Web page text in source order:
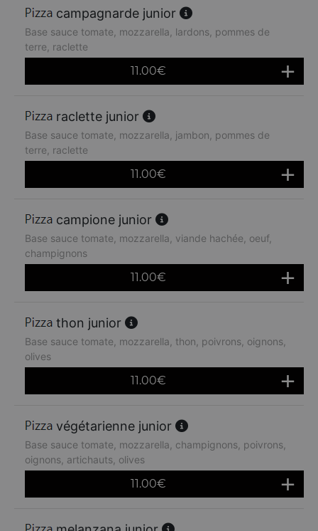
campagnarde junior
Base sauce tomate, mozzarella, lardons, pommes de
terre, raclette
11.00€
raclette junior
Base sauce tomate, mozzarella, jambon, pommes de
terre, raclette
11.00€
campione junior
Base sauce tomate, mozzarella, viande hachée, oeuf,
champignons
11.00€
thon junior
Base sauce tomate, mozzarella, thon, poivrons, oignons,
olives
11.00€
végétarienne junior
Base sauce tomate, mozzarella, champignons, poivrons,
oignons, artichauts, olives
11.00€